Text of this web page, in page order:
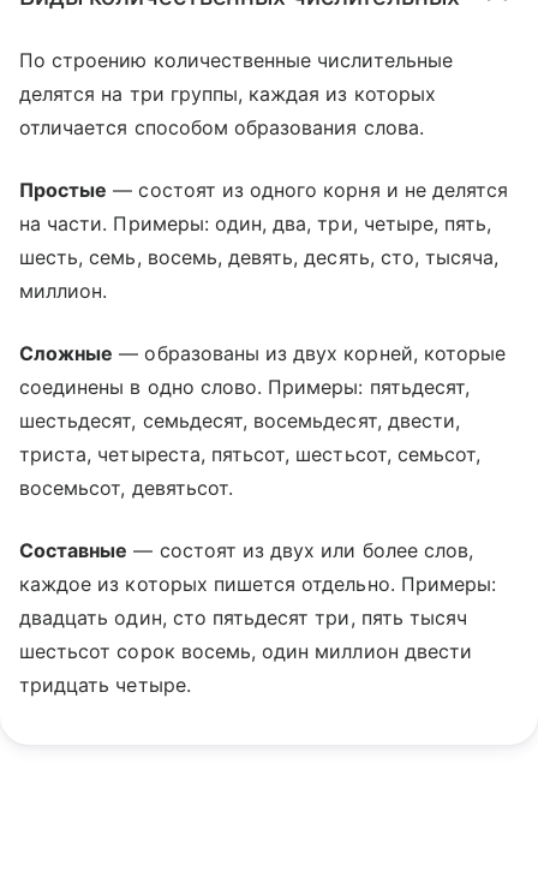
По строению количественные числительные
делятся на три группы, каждая из которых
отличается способом образования слова.
Простые — состоят из одного корня и не делятся
на части. Примеры: один, два, три, четыре, пять,
шесть, семь, восемь, девять, десять, сто, тысяча,
миллион.
Сложные — образованы из двух корней, которые
соединены в одно слово. Примеры: пятьдесят,
шестьдесят, семьдесят, восемьдесят, двести,
триста, четыреста, пятьсот, шестьсот, семьсот,
восемьсот, девятьсот.
Составные — состоят из двух или более слов,
каждое из которых пишется отдельно. Примеры:
двадцать один, сто пятьдесят три, пять тысяч
шестьсот сорок восемь, один миллион двести
тридцать четыре.